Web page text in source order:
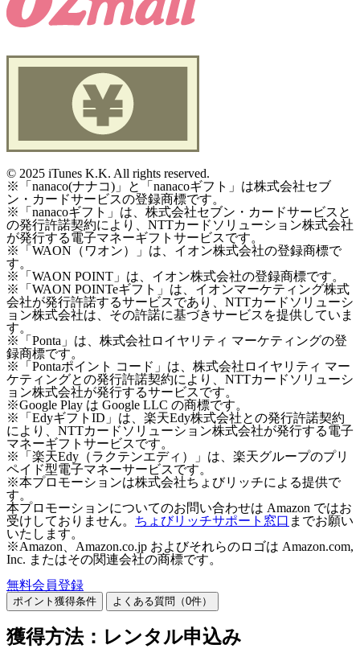
© 2025 iTunes K.K. All rights reserved.
※「nanaco(ナナコ)」と「nanacoギフト」は株式会社セブ
ン・カードサービスの登録商標です。
※「nanacoギフト」は、株式会社セブン・カードサービスと
の発行許諾契約により、NTTカードソリューション株式会社
が発行する電子マネーギフトサービスです。
※「WAON（ワオン）」は、イオン株式会社の登録商標で
す。
※「WAON POINT」は、イオン株式会社の登録商標です。
※「WAON POINTeギフト」は、イオンマーケティング株式
会社が発行許諾するサービスであり、NTTカードソリューシ
ョン株式会社は、その許諾に基づきサービスを提供していま
す。
※「Ponta」は、株式会社ロイヤリティ マーケティングの登
録商標です。
※「Pontaポイント コード」は、株式会社ロイヤリティ マー
ケティングとの発行許諾契約により、NTTカードソリューシ
ョン株式会社が発行するサービスです。
※Google Play は Google LLC の商標です。
※「EdyギフトID」は、楽天Edy株式会社との発行許諾契約
により、NTTカードソリューション株式会社が発行する電子
マネーギフトサービスです。
※「楽天Edy（ラクテンエディ）」は、楽天グループのプリ
ペイド型電子マネーサービスです。
※本プロモーションは株式会社ちょびリッチによる提供で
す。
本プロモーションについてのお問い合わせは Amazon ではお
受けしておりません。 ちょびリッチサポート窓口 までお願い
いたします。
※Amazon、Amazon.co.jp およびそれらのロゴは Amazon.com,
Inc. またはその関連会社の商標です。
無料会員登録
ポイント獲得条件 よくある質問（0件）
獲得方法：レンタル申込み